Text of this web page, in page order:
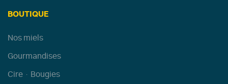
BOUTIQUE
Nos miels
Gourmandises
Cire · Bougies